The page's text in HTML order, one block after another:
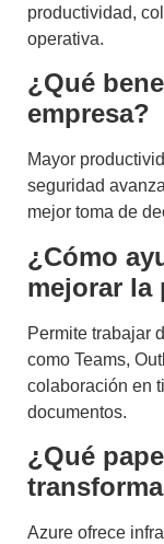
productividad,
operativa.
¿Qué
empresa?
Mayor
seguridad
mejor toma de
¿Cómo
mejorar la
Permite trabajar
como Teams,
colaboración en
documentos.
¿Qué
Azure ofrece